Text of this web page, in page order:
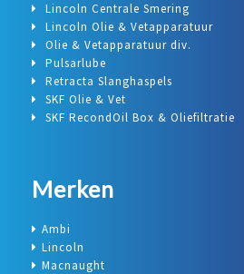
Lincoln Centrale Smering
Lincoln Olie & Vetapparatuur
Olie & Vetapparatuur div.
Pulsarlube
Retracta Slanghaspels
SKF Olie & Vet
SKF RecondOil Box & Oliefiltratie
Merken
Ambi
Lincoln
Macnaught